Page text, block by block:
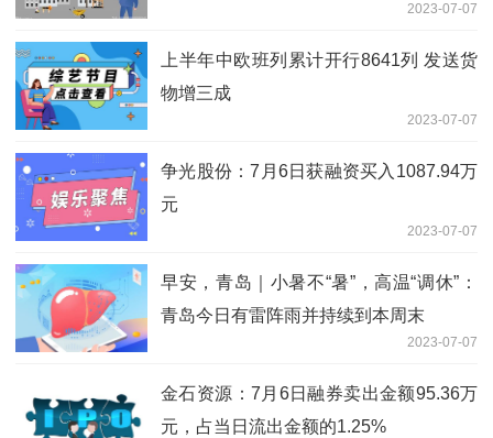
2023-07-07
上半年中欧班列累计开行8641列 发送货
物增三成
2023-07-07
争光股份：7月6日获融资买入1087.94万
元
2023-07-07
早安，青岛｜小暑不“暑”，高温“调休”：
青岛今日有雷阵雨并持续到本周末
2023-07-07
金石资源：7月6日融券卖出金额95.36万
元，占当日流出金额的1.25%